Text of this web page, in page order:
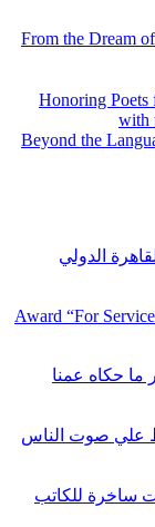
From the Dream
Honoring Poets
with
Beyond the
الدولي
Award “For
ما حكاه عمنا
يحافظ علي صوت الناس
ساخرة للكاتب